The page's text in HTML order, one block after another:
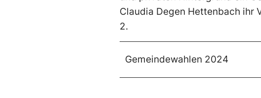
Claudia Degen Hettenbach ihr
2.
Gemeindewahlen 2024